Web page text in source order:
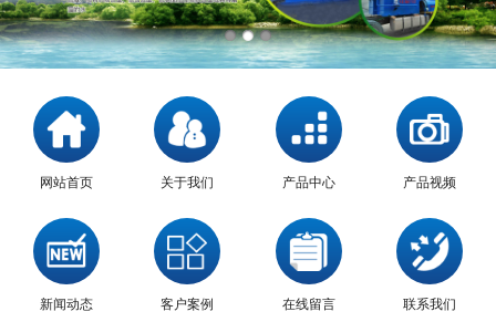
网站首页 关于我们 产品中心 产品视频
新闻动态 客户案例 在线留言 联系我们